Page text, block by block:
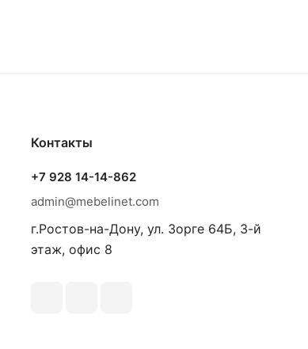
Контакты
+7 928 14-14-862
admin@mebelinet.com
г.Ростов-на-Дону, ул. Зорге 64Б, 3-й
этаж, офис 8